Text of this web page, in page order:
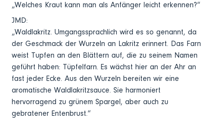
„Welches Kraut kann man als Anfänger leicht erkennen?“
JMD:
„Waldlakritz. Umgangssprachlich wird es so genannt, da
der Geschmack der Wurzeln an Lakritz erinnert. Das Farn
weist Tupfen an den Blättern auf, die zu seinem Namen
geführt haben: Tüpfelfarn. Es wächst hier an der Ahr an
fast jeder Ecke. Aus den Wurzeln bereiten wir eine
aromatische Waldlakritzsauce. Sie harmoniert
hervorragend zu grünem Spargel, aber auch zu
gebratener Entenbrust.“